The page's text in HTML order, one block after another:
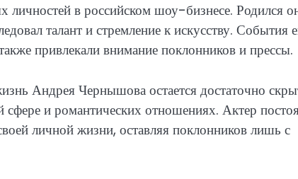
в российском шоу-бизнесе. Родился
талант и стремление к искусству. События
привлекали внимание поклонников и прессы.
Андрея Чернышова остается достаточно
и романтических отношениях. Актер
личной жизни, оставляя поклонников лишь с